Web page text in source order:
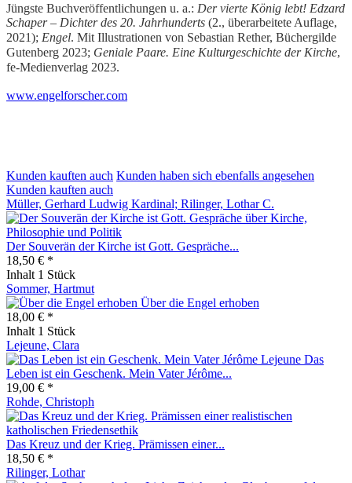
Jüngste Buchveröffentlichungen u. a.: Der vierte König lebt! Edzard
Schaper – Dichter des 20. Jahrhunderts (2., überarbeitete Auflage,
2021); Engel. Mit Illustrationen von Sebastian Rether, Büchergilde
Gutenberg 2023; Geniale Paare. Eine Kulturgeschichte der Kirche,
fe-Medienverlag 2023.
www.engelforscher.com
Kunden kauften auch Kunden haben sich ebenfalls angesehen
Kunden kauften auch
Müller, Gerhard Ludwig Kardinal; Rilinger, Lothar C.
Der Souverän der Kirche ist Gott. Gespräche...
18,50 € *
Inhalt 1 Stück
Sommer, Hartmut
Über die Engel erhoben
18,00 € *
Inhalt 1 Stück
Lejeune, Clara
Das
Leben ist ein Geschenk. Mein Vater Jérôme...
19,00 € *
Rohde, Christoph
Das Kreuz und der Krieg. Prämissen einer...
18,50 € *
Rilinger, Lothar